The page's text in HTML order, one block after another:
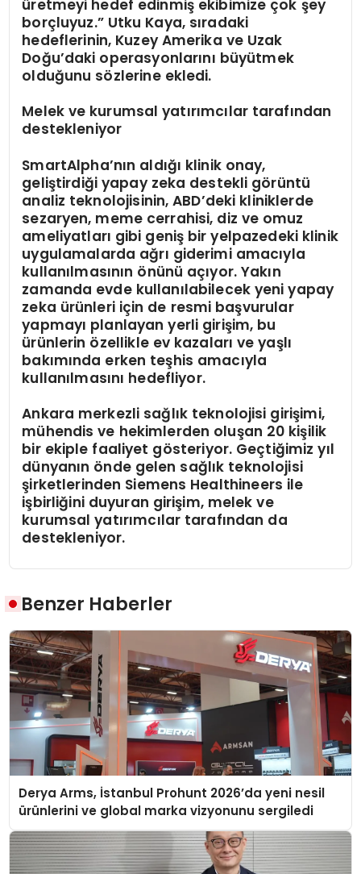
üretmeyi hedef edinmiş ekibimize çok şey
borçluyuz.” Utku Kaya, sıradaki
hedeflerinin, Kuzey Amerika ve Uzak
Doğu’daki operasyonlarını büyütmek
olduğunu sözlerine ekledi.
Melek ve kurumsal yatırımcılar tarafından
destekleniyor
SmartAlpha’nın aldığı klinik onay,
geliştirdiği yapay zeka destekli görüntü
analiz teknolojisinin, ABD’deki kliniklerde
sezaryen, meme cerrahisi, diz ve omuz
ameliyatları gibi geniş bir yelpazedeki klinik
uygulamalarda ağrı giderimi amacıyla
kullanılmasının önünü açıyor. Yakın
zamanda evde kullanılabilecek yeni yapay
zeka ürünleri için de resmi başvurular
yapmayı planlayan yerli girişim, bu
ürünlerin özellikle ev kazaları ve yaşlı
bakımında erken teşhis amacıyla
kullanılmasını hedefliyor.
Ankara merkezli sağlık teknolojisi girişimi,
mühendis ve hekimlerden oluşan 20 kişilik
bir ekiple faaliyet gösteriyor. Geçtiğimiz yıl
dünyanın önde gelen sağlık teknolojisi
şirketlerinden Siemens Healthineers ile
işbirliğini duyuran girişim, melek ve
kurumsal yatırımcılar tarafından da
destekleniyor.
Benzer Haberler
Derya Arms, İstanbul Prohunt 2026’da yeni nesil
ürünlerini ve global marka vizyonunu sergiledi